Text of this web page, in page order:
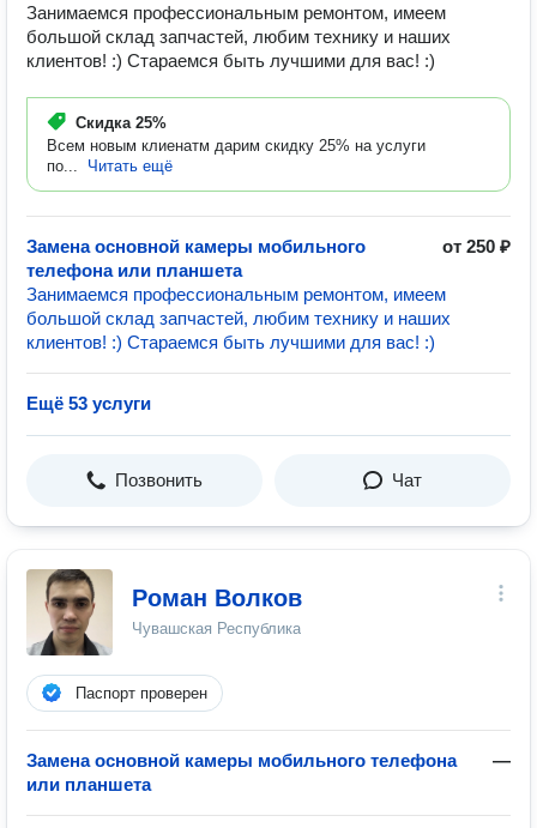
Занимаемся профессиональным ремонтом, имеем
большой склад запчастей, любим технику и наших
клиентов! :) Стараемся быть лучшими для вас! :)
Скидка 25%
Всем новым клиенатм дарим скидку 25% на услуги
по...
Читать ещё
Замена основной камеры мобильного
телефона или планшета
от 250 ₽
Занимаемся профессиональным ремонтом, имеем
большой склад запчастей, любим технику и наших
клиентов! :) Стараемся быть лучшими для вас! :)
Ещё 53 услуги
Позвонить Чат
Роман Волков
Чувашская Республика
Паспорт проверен
Замена основной камеры мобильного телефона
или планшета
—